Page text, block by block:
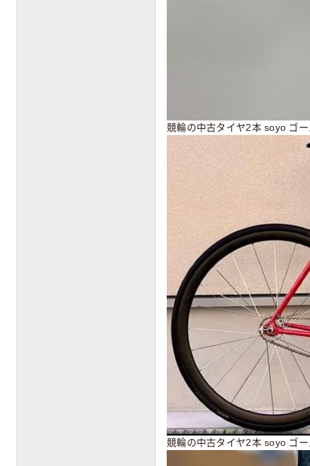
競輪の中古タイヤ2本 soyo ゴ
競輪の中古タイヤ2本 soyo ゴ